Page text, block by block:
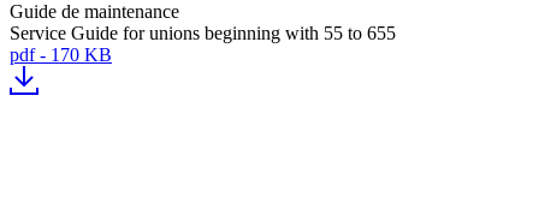
Guide de maintenance
Service Guide for unions beginning with 55 to 655
pdf - 170 KB